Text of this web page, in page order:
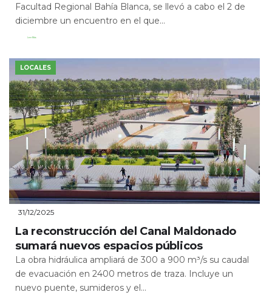
Facultad Regional Bahía Blanca, se llevó a cabo el 2 de
diciembre un encuentro en el que...
Leer Más
LOCALES
31/12/2025
La reconstrucción del Canal Maldonado
sumará nuevos espacios públicos
La obra hidráulica ampliará de 300 a 900 m³/s su caudal
de evacuación en 2400 metros de traza. Incluye un
nuevo puente, sumideros y el...